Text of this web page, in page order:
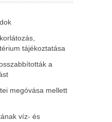
tájékoztatása
a
megóvása mellett
víz- és